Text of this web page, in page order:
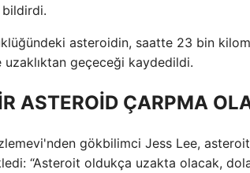
bildirdi.
asteroidin, saatte 23 bin
geçeceği kaydedildi.
ASTEROİD ÇARPMA
gökbilimci Jess Lee,
“Asteroit oldukça uzakta olacak,